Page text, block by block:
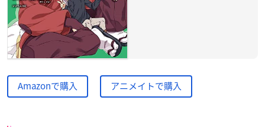
Amazonで購入 アニメイトで購入